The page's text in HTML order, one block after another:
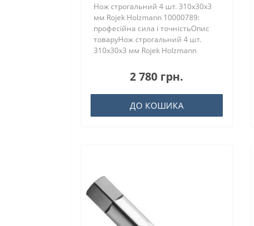
Нож строгальний 4 шт. 310x30x3
мм Rojek Holzmann 10000789:
професійна сила і точністьОпис
товаруНож строгальний 4 шт.
310x30x3 мм Rojek Holzmann
2 780 грн.
ДО КОШИКА